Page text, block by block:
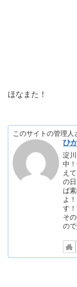
ほなまた！
このサイトの管理人
ひ
淀
中
え
の
ば
よ
す
そ
の